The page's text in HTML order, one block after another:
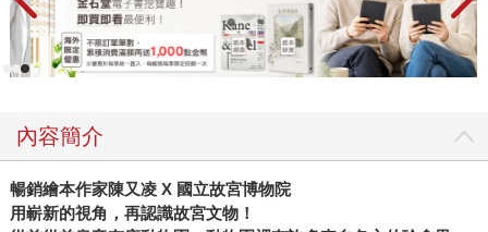
內容簡介
暢銷繪本作家陳又凌 X 國立故宮博物院
用嶄新的視角，再認識故宮文物！